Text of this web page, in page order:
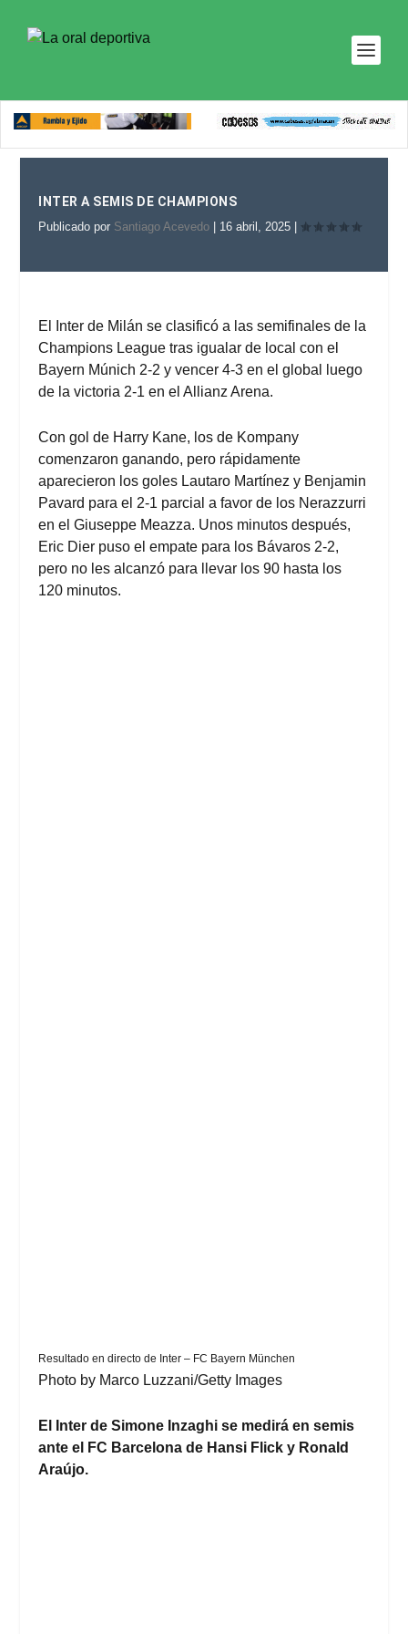
INTER A SEMIS DE CHAMPIONS
Publicado por Santiago Acevedo 16 abril, 2025
El Inter de Milán se clasificó a las semifinales de la
Champions League tras igualar de local con el
Bayern Múnich 2-2 y vencer 4-3 en el global luego
de la victoria 2-1 en el Allianz Arena.
Con gol de Harry Kane, los de Kompany
comenzaron ganando, pero rápidamente
aparecieron los goles Lautaro Martínez y Benjamin
Pavard para el 2-1 parcial a favor de los Nerazzurri
en el Giuseppe Meazza. Unos minutos después,
Eric Dier puso el empate para los Bávaros 2-2,
pero no les alcanzó para llevar los 90 hasta los
120 minutos.
Resultado en directo de Inter – FC Bayern München
Photo by Marco Luzzani/Getty Images
El Inter de Simone Inzaghi se medirá en semis
ante el FC Barcelona de Hansi Flick y Ronald
Araújo.